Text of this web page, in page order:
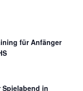
für Anfänger
in